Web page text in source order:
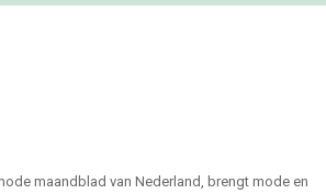
maandblad van Nederland, brengt mode en